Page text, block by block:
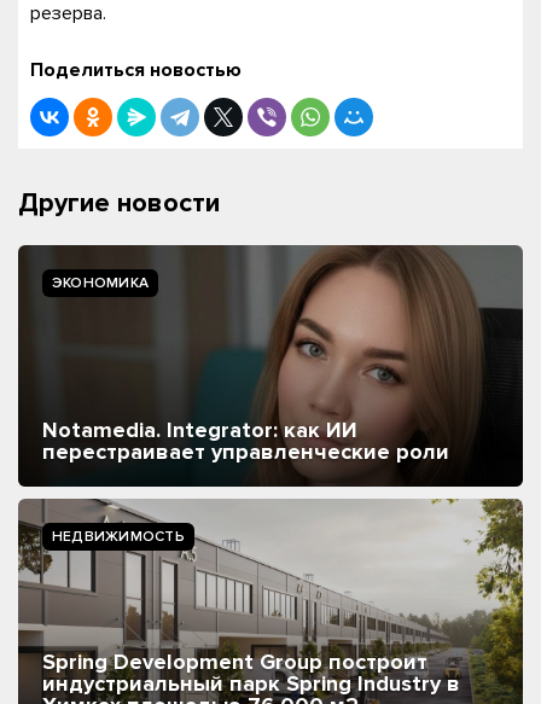
резерва.
Поделиться новостью
Другие новости
ЭКОНОМИКА
Notamedia. Integrator: как ИИ
перестраивает управленческие роли
НЕДВИЖИМОСТЬ
Spring Development Group построит
индустриальный парк Spring Industry в